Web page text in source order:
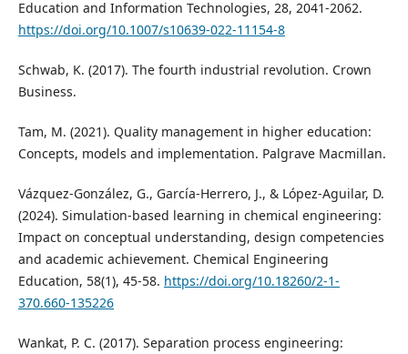
Education and Information Technologies, 28, 2041-2062.
https://doi.org/10.1007/s10639-022-11154-8
Schwab, K. (2017). The fourth industrial revolution. Crown
Business.
Tam, M. (2021). Quality management in higher education:
Concepts, models and implementation. Palgrave Macmillan.
Vázquez-González, G., García-Herrero, J., & López-Aguilar, D.
(2024). Simulation-based learning in chemical engineering:
Impact on conceptual understanding, design competencies
and academic achievement. Chemical Engineering
Education, 58(1), 45-58. https://doi.org/10.18260/2-1-
370.660-135226
Wankat, P. C. (2017). Separation process engineering: